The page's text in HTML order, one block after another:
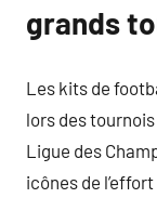
grands
Les kits de
lors des
Ligue des
icônes de